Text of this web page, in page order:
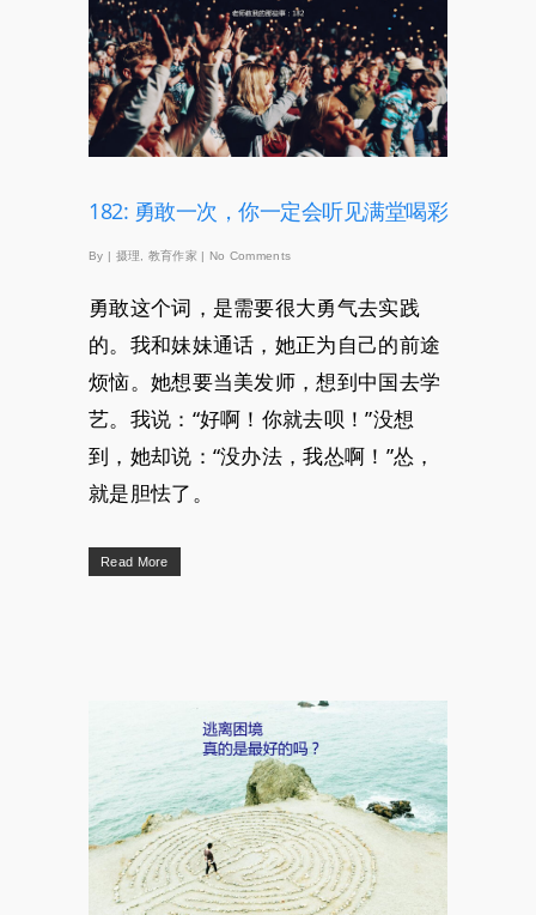
182: 勇敢一次，你一定会听见满堂喝彩
By | 摄理 教育作家 | No Comments
勇敢这个词，是需要很大勇气去实践
的。我和妹妹通话，她正为自己的前途
烦恼。她想要当美发师，想到中国去学
艺。我说：“好啊！你就去呗！”没想
到，她却说：“没办法，我怂啊！”怂，
就是胆怯了。
Read More